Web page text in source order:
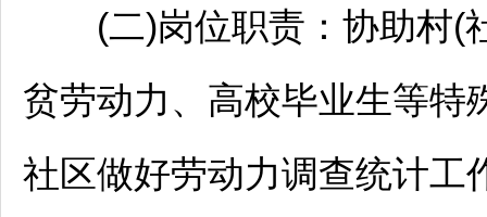
(二)岗位职责：协助村(
贫劳动力、高校毕业生等特
社区做好劳动力调查统计工